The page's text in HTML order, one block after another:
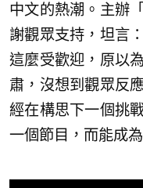
中文的熱潮。主辦
謝觀眾支持，坦言
這麼受歡迎，原以
肅，沒想到觀眾反
經在構思下一個挑
一個節目，而能成